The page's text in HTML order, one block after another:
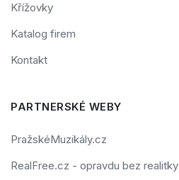
Křížovky
Katalog firem
Kontakt
PARTNERSKÉ WEBY
PražskéMuzikály.cz
RealFree.cz - opravdu bez realitky